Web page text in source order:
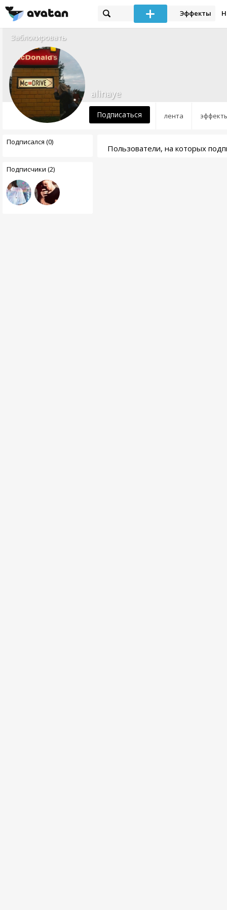
Эффекты
Заблокировать
лента
alinaye
Подписаться
Подписался (0)
Подписчики (2)
Пользователи, на которых